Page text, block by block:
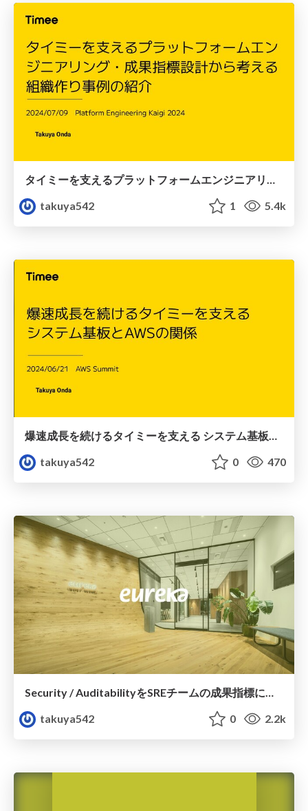
タイミーを支えるプラットフォームエンジニアリング・成果指標設計から考える組織作り事例の紹介
takuya542
1 5.4k
爆速成長を続けるタイミーを支える システム基板とAWSの関係
takuya542
0 470
takuya542
0 2.2k